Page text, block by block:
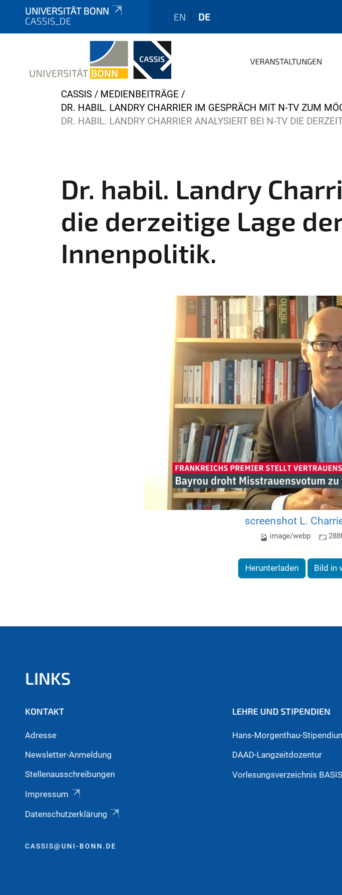
UNIVERSITÄT BONN
CASSIS_DE
EN DE
VERANSTALTUNGEN
Y
o
u
r
e
:
CASSIS
MEDIENBEITRÄGE
DR. HABIL. LANDRY CHARRIER IM GESPRÄCH MIT N-TV ZUM
DR. HABIL. LANDRY CHARRIER ANALYSIERT BEI N-TV DIE
Dr. habil. Landry
die derzeitige Lage
Innenpolitik.
screenshot L.
image/webp
Herunterladen Bild in
LINKS
KONTAKT
Adresse
Newsletter-Anmeldung
Stellenausschreibungen
Impressum
Datenschutzerklärung
LEHRE UND STIPENDIEN
Hans-Morgenthau-
DAAD-Langzeitdozentur
Vorlesungsverzeichnis BASIS
CASSIS@UNI-BONN.DE